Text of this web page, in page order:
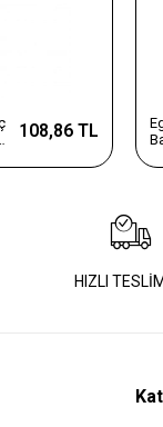
108,86 TL
HIZLI